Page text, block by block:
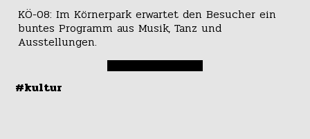
KÖ-08: Im Körnerpark erwartet den Besucher ein
buntes Programm aus Musik, Tanz und
Ausstellungen.
#kultur